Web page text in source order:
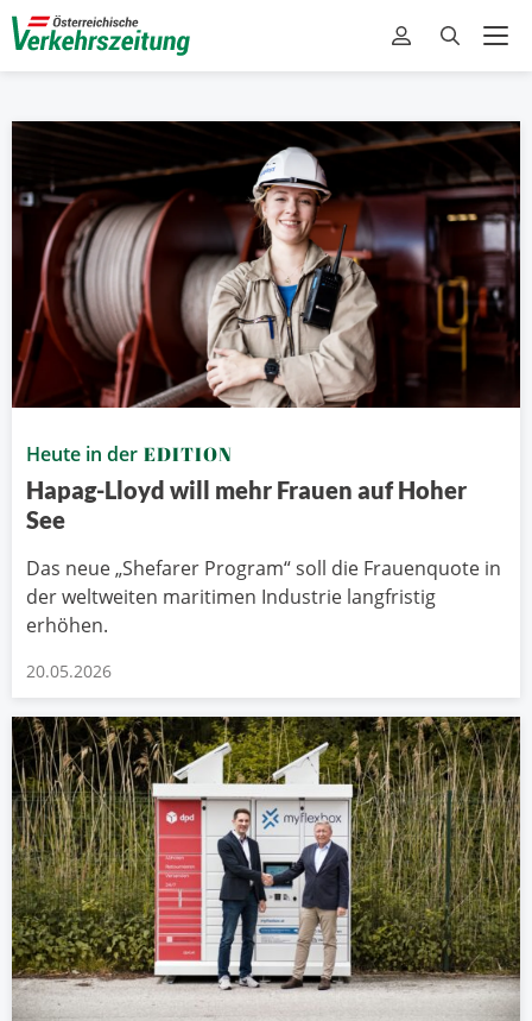
Heute in der EDITION
Hapag-Lloyd will mehr Frauen auf Hoher
See
Das neue „Shefarer Program“ soll die Frauenquote in
der weltweiten maritimen Industrie langfristig
erhöhen.
20.05.2026